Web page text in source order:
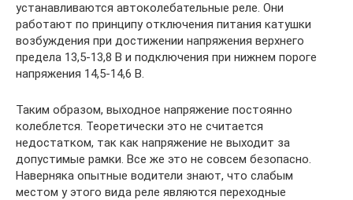
устанавливаются автоколебательные реле. Они
работают по принципу отключения питания катушки
возбуждения при достижении напряжения верхнего
предела 13,5-13,8 В и подключения при нижнем пороге
напряжения 14,5-14,6 В.
Таким образом, выходное напряжение постоянно
колеблется. Теоретически это не считается
недостатком, так как напряжение не выходит за
допустимые рамки. Все же это не совсем безопасно.
Наверняка опытные водители знают, что слабым
местом у этого вида реле являются переходные